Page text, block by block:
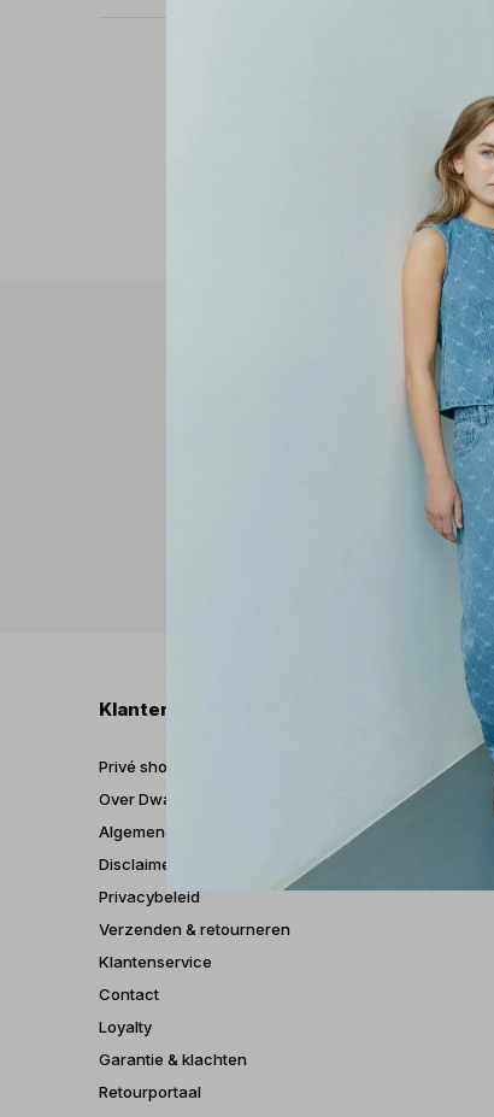
Klantenservice
Privé shoppen
Over Dwarz
Algemene voorwaarden
Disclaimer
Privacybeleid
Verzenden & retourneren
Klantenservice
Contact
Loyalty
Garantie & klachten
Retourportaal